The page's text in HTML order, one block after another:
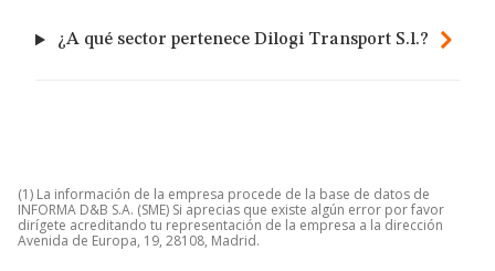
¿A qué sector pertenece Dilogi Transport S.l.?
(1) La información de la empresa procede de la base de datos de
INFORMA D&B S.A. (SME) Si aprecias que existe algún error por favor
dirígete acreditando tu representación de la empresa a la dirección
Avenida de Europa, 19, 28108, Madrid.